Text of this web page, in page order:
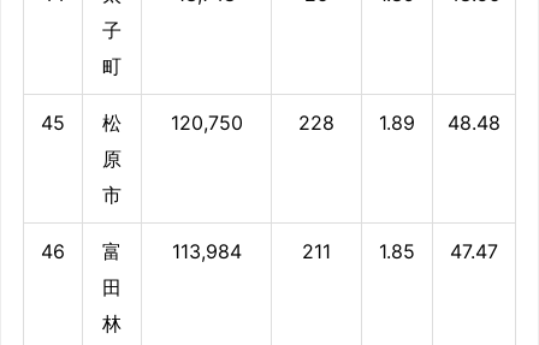
子
町
45
松
原
市
120,750 228 1.89 48.48
46
富
田
林
113,984 211 1.85 47.47